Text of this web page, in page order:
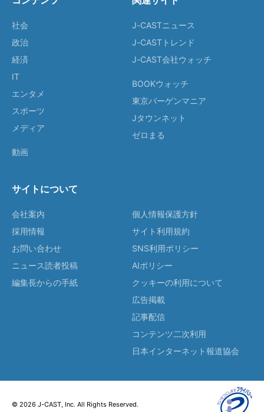
社会
政治
経済
IT
エンタメ
スポーツ
メディア
動画
J-CASTニュース
J-CASTトレンド
J-CAST会社ウォッチ
BOOKウォッチ
東京バーゲンマニア
Jタウンネット
ゼロまる
サイトについて
会社案内
採用情報
お問い合わせ
ニュース読者投稿
編集長からの手紙
個人情報保護方針
サイト利用規約
SNS利用ポリシー
AIポリシー
クッキーの利用について
広告掲載
記事配信
コンテンツ二次利用
日本インターネット報道協会
© 2026 J-CAST, Inc. All Rights Reserved.